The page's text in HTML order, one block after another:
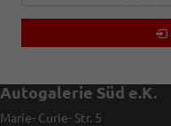
Autogalerie Süd e.K.
Marie- Curie- Str. 5